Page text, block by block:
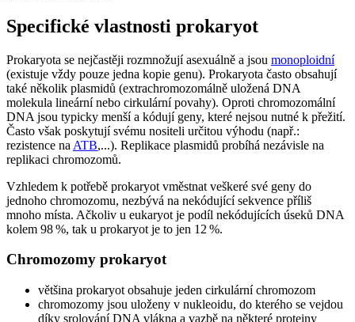
Specifické vlastnosti prokaryot
Prokaryota se nejčastěji rozmnožují asexuálně a jsou monoploidní
(existuje vždy pouze jedna kopie genu). Prokaryota často obsahují
také několik plasmidů (extrachromozomálně uložená DNA
molekula lineární nebo cirkulární povahy). Oproti chromozomální
DNA jsou typicky menší a kódují geny, které nejsou nutné k přežití.
Často však poskytují svému nositeli určitou výhodu (např.:
rezistence na ATB,...). Replikace plasmidů probíhá nezávisle na
replikaci chromozomů.
Vzhledem k potřebě prokaryot vměstnat veškeré své geny do
jednoho chromozomu, nezbývá na nekódující sekvence příliš
mnoho místa. Ačkoliv u eukaryot je podíl nekódujících úseků DNA
kolem 98 %, tak u prokaryot je to jen 12 %.
Chromozomy prokaryot
většina prokaryot obsahuje jeden cirkulární chromozom
chromozomy jsou uloženy v nukleoidu, do kterého se vejdou
díky srolování DNA vlákna a vazbě na některé proteiny